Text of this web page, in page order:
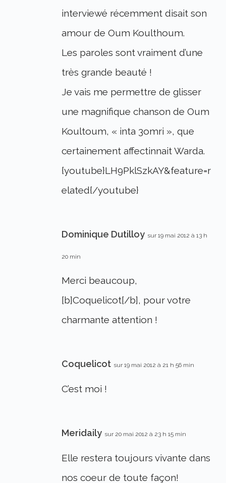
interviewé récemment disait son
amour de Oum Koulthoum.
Les paroles sont vraiment d’une
très grande beauté !
Je vais me permettre de glisser
une magnifique chanson de Oum
Koultoum, « inta 3omri », que
certainement affectinnait Warda.
{youtube}LH9PklSzkAY&feature=r
elated{/youtube}
Dominique Dutilloy sur 19 mai 2012 à 13 h
20 min
Merci beaucoup,
[b]Coquelicot[/b], pour votre
charmante attention !
Coquelicot sur 19 mai 2012 à 21 h 56 min
C’est moi !
Meridaily sur 20 mai 2012 à 23 h 15 min
Elle restera toujours vivante dans
nos coeur de toute façon!